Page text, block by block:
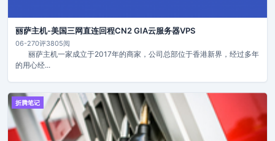
丽萨主机-美国三网直连回程CN2 GIA云服务器VPS
06-270评3805阅
丽萨主机一家成立于2017年的商家，公司总部位于香港新界，经过多年
的用心经...
折腾笔记